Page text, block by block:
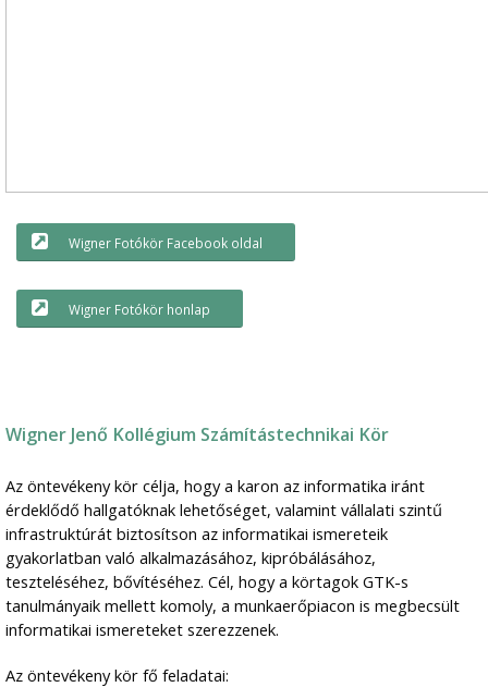
Wigner Fotókör Facebook oldal
Wigner Fotókör honlap
Wigner Jenő Kollégium Számítástechnikai Kör
Az öntevékeny kör célja, hogy a karon az informatika iránt
érdeklődő hallgatóknak lehetőséget, valamint vállalati szintű
infrastruktúrát biztosítson az informatikai ismereteik
gyakorlatban való alkalmazásához, kipróbálásához,
teszteléséhez, bővítéséhez. Cél, hogy a körtagok GTK-s
tanulmányaik mellett komoly, a munkaerőpiacon is megbecsült
informatikai ismereteket szerezzenek.
Az öntevékeny kör fő feladatai: